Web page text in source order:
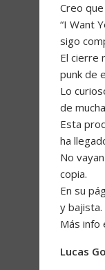
Creo
“I Want
sigo
El cierre
punk de
Lo
de
Esta
ha
No
copia.
En su
y bajista.
Más info
Lucas